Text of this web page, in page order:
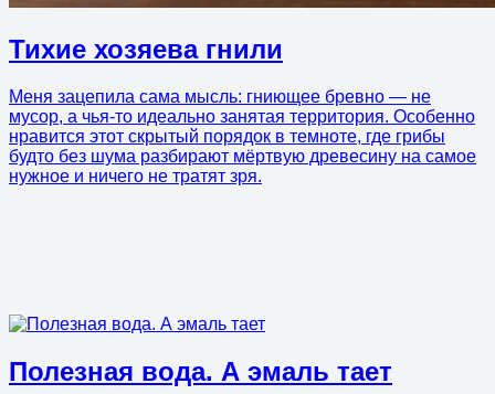
Тихие хозяева гнили
Меня зацепила сама мысль: гниющее бревно — не
мусор, а чья-то идеально занятая территория. Особенно
нравится этот скрытый порядок в темноте, где грибы
будто без шума разбирают мёртвую древесину на самое
нужное и ничего не тратят зря.
Полезная вода. А эмаль тает